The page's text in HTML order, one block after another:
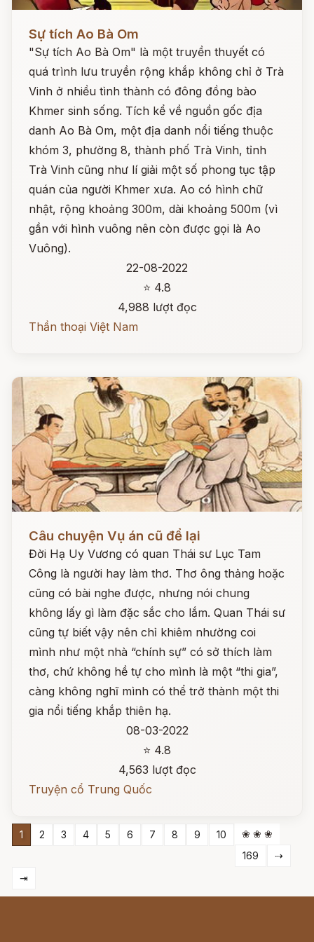
Sự tích Ao Bà Om
"Sự tích Ao Bà Om" là một truyền thuyết có
quá trình lưu truyền rộng khắp không chỉ ở Trà
Vinh ở nhiều tình thành có đông đồng bào
Khmer sinh sống. Tích kể về nguồn gốc địa
danh Ao Bà Om, một địa danh nổi tiếng thuộc
khóm 3, phường 8, thành phố Trà Vinh, tỉnh
Trà Vinh cũng như lí giải một số phong tục tập
quán của người Khmer xưa. Ao có hình chữ
nhật, rộng khoảng 300m, dài khoảng 500m (vì
gần với hình vuông nên còn được gọi là Ao
Vuông).
22-08-2022
⭐ 4.8
4,988 lượt đọc
Thần thoại Việt Nam
Câu chuyện Vụ án cũ để lại
Đời Hạ Uy Vương có quan Thái sư Lục Tam
Công là người hay làm thơ. Thơ ông thảng hoặc
cũng có bài nghe được, nhưng nói chung
không lấy gì làm đặc sắc cho lắm. Quan Thái sư
cũng tự biết vậy nên chỉ khiêm nhường coi
mình như một nhà “chính sự” có sở thích làm
thơ, chứ không hề tự cho mình là một “thi gia”,
càng không nghĩ mình có thể trở thành một thi
gia nổi tiếng khắp thiên hạ.
08-03-2022
⭐ 4.8
4,563 lượt đọc
Truyện cổ Trung Quốc
1 2 3 4 5 6 7 8 9 10
❀ ❀ ❀
169
⇢
⇥